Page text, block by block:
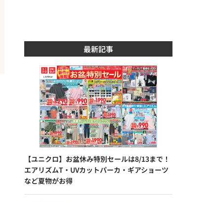
最新記事
【ユニクロ】お盆休み特別セールは8/13まで！
エアリズムT・UVカットパーカ・ギアショーツ
など夏物がお得